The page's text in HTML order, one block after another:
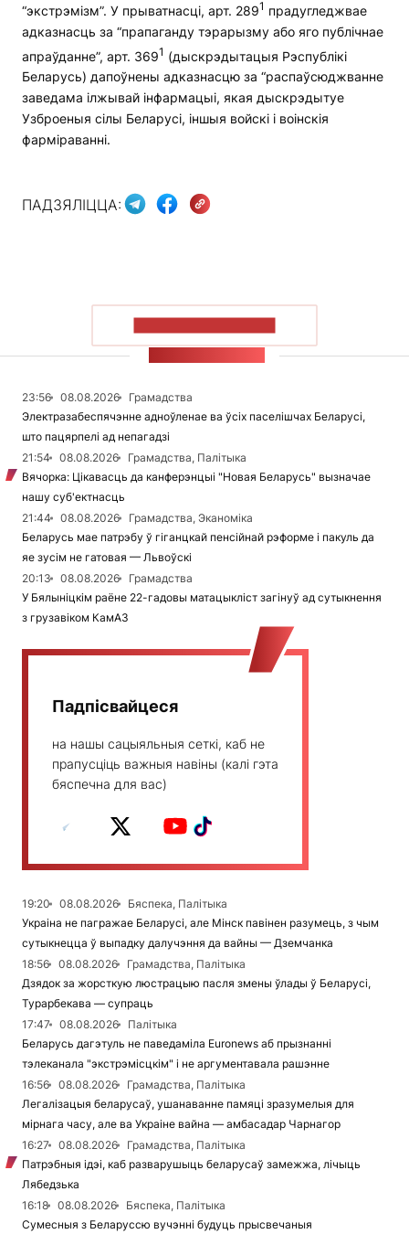
“экстрэмізм”. У прыватнасці, арт. 2891 прадугледжвае
адказнасць за “прапаганду тэрарызму або яго публічнае
апраўданне”, арт. 3691 (дыскрэдытацыя Рэспублікі
Беларусь) дапоўнены адказнасцю за “распаўсюджванне
заведама ілжывай інфармацыі, якая дыскрэдытуе
Узброеныя сілы Беларусі, іншыя войскі і воінскія
фарміраванні.
ПАДЗЯЛІЦЦА:
23:56 08.08.2026
Грамадства
Электразабеспячэнне адноўленае ва ўсіх паселішчах Беларусі,
што пацярпелі ад непагадзі
21:54
08.08.2026
Грамадства, Палітыка
Вячорка: Цікавасць да канферэнцыі "Новая Беларусь" вызначае
нашу суб'ектнасць
21:44
08.08.2026
Грамадства, Эканоміка
Беларусь мае патрэбу ў гіганцкай пенсійнай рэформе і пакуль да
яе зусім не гатовая — Львоўскі
20:13
08.08.2026
Грамадства
У Бялыніцкім раёне 22-гадовы матацыкліст загінуў ад сутыкнення
з грузавіком КамАЗ
Падпісвайцеся
на нашы сацыяльныя сеткі, каб не
прапусціць важныя навіны (калі гэта
бяспечна для вас)
19:20 08.08.2026
Бяспека, Палітыка
Украіна не пагражае Беларусі, але Мінск павінен разумець, з чым
сутыкнецца ў выпадку далучэння да вайны — Дземчанка
18:56
08.08.2026
Грамадства, Палітыка
Дзядок за жорсткую люстрацыю пасля змены ўлады ў Беларусі,
Турарбекава — супраць
17:47
08.08.2026
Палітыка
Беларусь дагэтуль не паведаміла Euronews аб прызнанні
тэлеканала "экстрэмісцкім" і не аргументавала рашэнне
16:56
08.08.2026
Грамадства, Палітыка
Легалізацыя беларусаў, ушанаванне памяці зразумелыя для
мірнага часу, але ва Украіне вайна — амбасадар Чарнагор
16:27
08.08.2026
Грамадства, Палітыка
Патрэбныя ідэі, каб разварушыць беларусаў замежжа, лічыць
Лябедзька
16:18
08.08.2026
Бяспека, Палітыка
Сумесныя з Беларуссю вучэнні будуць прысвечаныя